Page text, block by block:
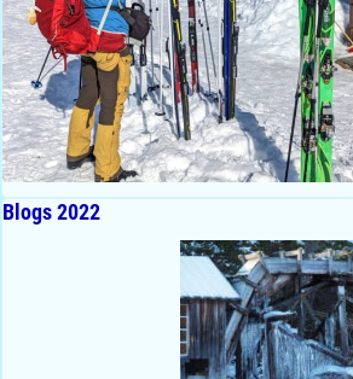
Blogs 2022